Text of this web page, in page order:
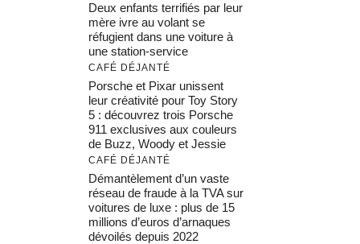
Deux enfants terrifiés par leur
mère ivre au volant se
réfugient dans une voiture à
une station-service
CAFÉ DÉJANTÉ
Porsche et Pixar unissent
leur créativité pour Toy Story
5 : découvrez trois Porsche
911 exclusives aux couleurs
de Buzz, Woody et Jessie
CAFÉ DÉJANTÉ
Démantèlement d’un vaste
réseau de fraude à la TVA sur
voitures de luxe : plus de 15
millions d’euros d’arnaques
dévoilés depuis 2022